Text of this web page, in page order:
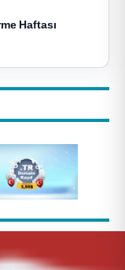
Haftası